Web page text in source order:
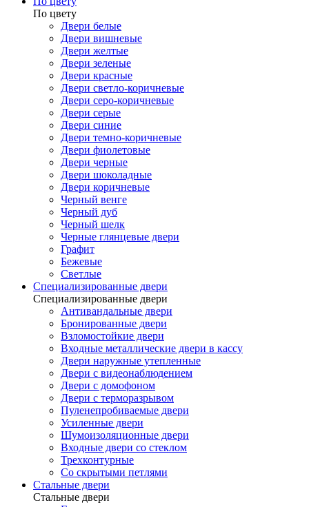
По цвету
Двери белые
Двери вишневые
Двери желтые
Двери зеленые
Двери красные
Двери светло-коричневые
Двери серо-коричневые
Двери серые
Двери синие
Двери темно-коричневые
Двери фиолетовые
Двери черные
Двери шоколадные
Двери коричневые
Черный венге
Черный дуб
Черный шелк
Черные глянцевые двери
Графит
Бежевые
Светлые
Специализированные двери
Специализированные двери
Антивандальные двери
Бронированные двери
Взломостойкие двери
Входные металлические двери в кассу
Двери наружные утепленные
Двери с видеонаблюдением
Двери с домофоном
Двери с терморазрывом
Пуленепробиваемые двери
Усиленные двери
Шумоизоляционные двери
Входные двери со стеклом
Трехконтурные
Со скрытыми петлями
Стальные двери
Стальные двери